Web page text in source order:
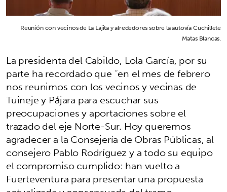
Reunión con vecinos de La Lajita y alrededores sobre la autovía Cuchillete
Matas Blancas.
La presidenta del Cabildo, Lola García, por su
parte ha recordado que “en el mes de febrero
nos reunimos con los vecinos y vecinas de
Tuineje y Pájara para escuchar sus
preocupaciones y aportaciones sobre el
trazado del eje Norte-Sur. Hoy queremos
agradecer a la Consejería de Obras Públicas, al
consejero Pablo Rodríguez y a todo su equipo
el compromiso cumplido: han vuelto a
Fuerteventura para presentar una propuesta